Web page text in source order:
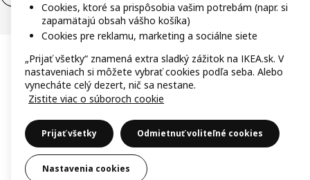
Cookies, ktoré sa prispôsobia vašim potrebám (napr. si
zapamätajú obsah vášho košíka)
Cookies pre reklamu, marketing a sociálne siete
„Prijať všetky“ znamená extra sladký zážitok na IKEA.sk. V
nastaveniach si môžete vybrať cookies podľa seba. Alebo
vynecháte celý dezert, nič sa nestane.
Zistite viac o súboroch cookie
Prijať všetky Odmietnuť voliteľné cookies
Nastavenia cookies